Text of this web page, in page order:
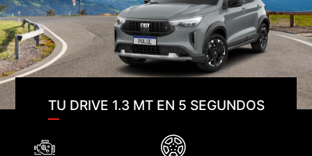
TU DRIVE 1.3 MT EN 5 SEGUNDOS